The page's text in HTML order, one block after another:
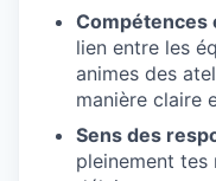
Compétences
lien entre les
animes des
manière claire
Sens des
pleinement tes